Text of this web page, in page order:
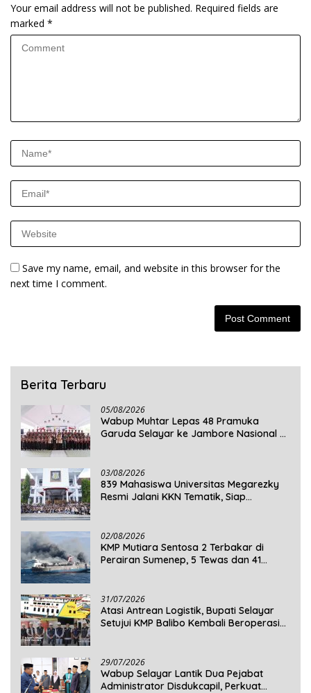
Your email address will not be published. Required fields are
marked *
Save my name, email, and website in this browser for the
next time I comment.
Berita Terbaru
05/08/2026
Wabup Muhtar Lepas 48 Pramuka
Garuda Selayar ke Jambore Nasional XII
03/08/2026
839 Mahasiswa Universitas Megarezky
Resmi Jalani KKN Tematik, Siap
02/08/2026
KMP Mutiara Sentosa 2 Terbakar di
Perairan Sumenep, 5 Tewas dan 41
31/07/2026
Atasi Antrean Logistik, Bupati Selayar
Setujui KMP Balibo Kembali Beroperasi
29/07/2026
Wabup Selayar Lantik Dua Pejabat
Administrator Disdukcapil, Perkuat